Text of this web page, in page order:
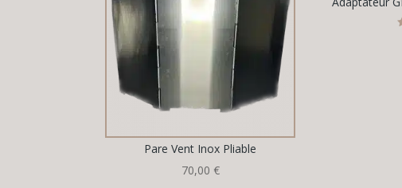
Pare Vent Inox Pliable
70,00 €